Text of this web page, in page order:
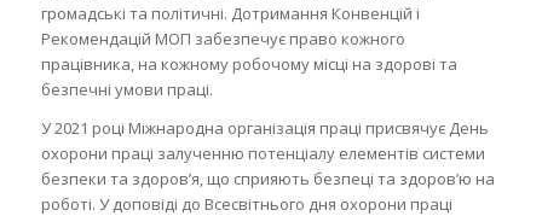
громадські та політичні. Дотримання Конвенцій і
Рекомендацій МОП забезпечує право кожного
працівника, на кожному робочому місці на здорові та
безпечні умови праці.
У 2021 році Міжнародна організація праці присвячує День
охорони праці залученню потенціалу елементів системи
безпеки та здоров’я, що сприяють безпеці та здоров’ю на
роботі. У доповіді до Всесвітнього дня охорони праці